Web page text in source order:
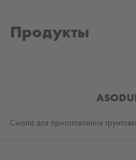
Продукты
Смола для приготовления